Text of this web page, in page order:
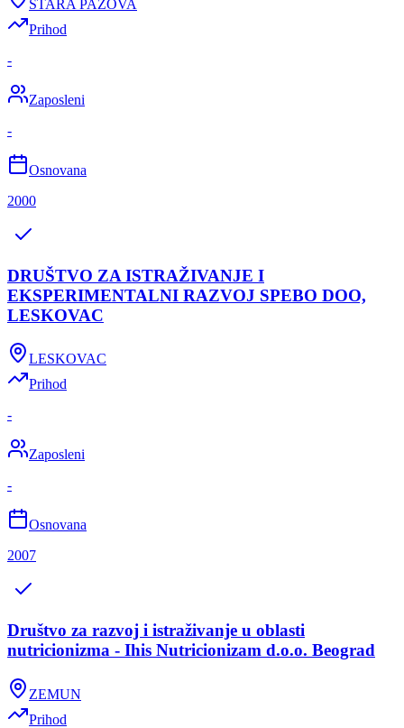
STARA PAZOVA
Prihod
-
Zaposleni
-
Osnovana
2000
DRUŠTVO ZA ISTRAŽIVANJE I
EKSPERIMENTALNI RAZVOJ SPEBO DOO,
LESKOVAC
LESKOVAC
Prihod
-
Zaposleni
-
Osnovana
2007
Društvo za razvoj i istraživanje u oblasti
nutricionizma - Ihis Nutricionizam d.o.o. Beograd
ZEMUN
Prihod